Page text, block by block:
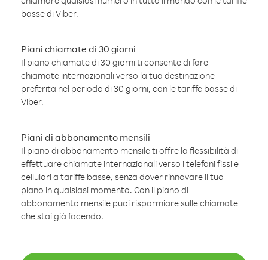
basse di Viber.
Piani chiamate di 30 giorni
Il piano chiamate di 30 giorni ti consente di fare
chiamate internazionali verso la tua destinazione
preferita nel periodo di 30 giorni, con le tariffe basse di
Viber.
Piani di abbonamento mensili
Il piano di abbonamento mensile ti offre la flessibilità di
effettuare chiamate internazionali verso i telefoni fissi e
cellulari a tariffe basse, senza dover rinnovare il tuo
piano in qualsiasi momento. Con il piano di
abbonamento mensile puoi risparmiare sulle chiamate
che stai già facendo.